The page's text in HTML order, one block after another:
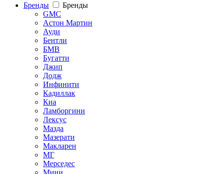
Бренды
Бренды
GMC
Астон Мартин
Ауди
Бентли
БМВ
Бугатти
Джип
Додж
Инфинити
Кадиллак
Киа
Ламборгини
Лексус
Мазда
Мазерати
Макларен
МГ
Мерседес
Мини